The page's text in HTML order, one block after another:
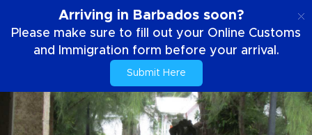
Arriving in Barbados soon?
Please make sure to fill out your Online Customs
and Immigration form before your arrival.
Submit Here